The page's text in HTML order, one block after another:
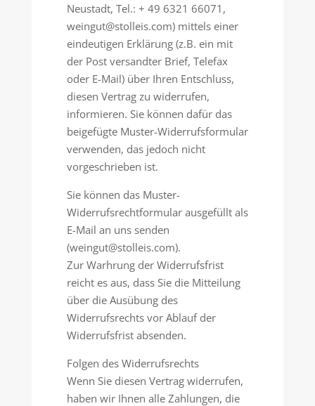
Neustadt, Tel.: + 49 6321 66071,
weingut@stolleis.com) mittels einer
eindeutigen Erklärung (z.B. ein mit
der Post versandter Brief, Telefax
oder E-Mail) über Ihren Entschluss,
diesen Vertrag zu widerrufen,
informieren. Sie können dafür das
beigefügte Muster-Widerrufsformular
verwenden, das jedoch nicht
vorgeschrieben ist.
Sie können das Muster-
Widerrufsrechtformular ausgefüllt als
E-Mail an uns senden
(weingut@stolleis.com).
Zur Warhrung der Widerrufsfrist
reicht es aus, dass Sie die Mitteilung
über die Ausübung des
Widerrufsrechts vor Ablauf der
Widerrufsfrist absenden.
Folgen des Widerrufsrechts
Wenn Sie diesen Vertrag widerrufen,
haben wir Ihnen alle Zahlungen, die